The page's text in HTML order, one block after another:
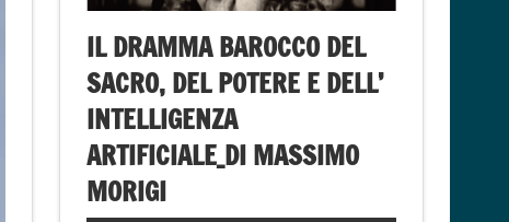
IL DRAMMA BAROCCO DEL
SACRO, DEL POTERE E DELL’
INTELLIGENZA
ARTIFICIALE_DI MASSIMO
MORIGI